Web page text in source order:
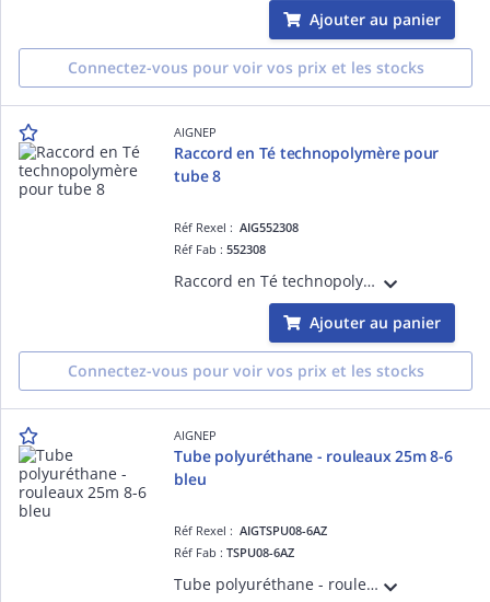
Ajouter au panier
Connectez-vous pour voir vos prix et les stocks
AIGNEP
Raccord en Té technopolymère pour
tube 8
Réf Rexel :AIG552308
Réf Fab :552308
Raccord en Té technopolymère pour tube 8
Ajouter au panier
Connectez-vous pour voir vos prix et les stocks
AIGNEP
Tube polyuréthane - rouleaux 25m 8-6
bleu
Réf Rexel :AIGTSPU08-6AZ
Réf Fab :TSPU08-6AZ
Tube polyuréthane - rouleaux 25m 8-6 bleu